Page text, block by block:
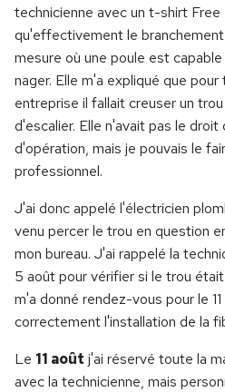
technicienne avec un t-shirt
qu'effectivement le
mesure où une poule est
nager. Elle m'a expliqué que
entreprise il fallait creuser un
d'escalier. Elle n'avait pas le
d'opération, mais je pouvais le
professionnel.
J'ai donc appelé l'électricien
venu percer le trou en question
mon bureau. J'ai rappelé la
5 août pour vérifier si le trou
m'a donné rendez-vous pour le
correctement l'installation de la
Le 11 août j'ai réservé toute la
avec la technicienne, mais